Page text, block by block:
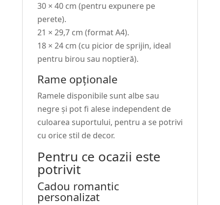
30 × 40 cm (pentru expunere pe
perete).
21 × 29,7 cm (format A4).
18 × 24 cm (cu picior de sprijin, ideal
pentru birou sau noptieră).
Rame opționale
Ramele disponibile sunt albe sau
negre și pot fi alese independent de
culoarea suportului, pentru a se potrivi
cu orice stil de decor.
Pentru ce ocazii este
potrivit
Cadou romantic
personalizat